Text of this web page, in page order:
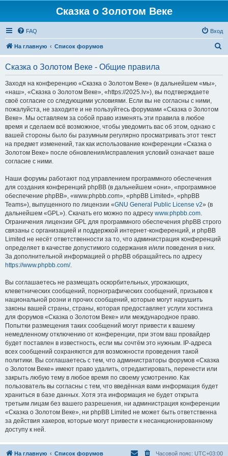
Сказка о Золотом Веке
FAQ Вход
На главную Список форумов
Сказка о Золотом Веке - Общие правила
Заходя на конференцию «Сказка о Золотом Веке» (в дальнейшем «мы»,
«наш», «Сказка о Золотом Веке», «https://2025.lv»), вы подтверждаете
своё согласие со следующими условиями. Если вы не согласны с ними,
пожалуйста, не заходите и не пользуйтесь форумами «Сказка о Золотом
Веке». Мы оставляем за собой право изменять эти правила в любое
время и сделаем всё возможное, чтобы уведомить вас об этом, однако с
вашей стороны было бы разумным регулярно просматривать этот текст
на предмет изменений, так как использование конференции «Сказка о
Золотом Веке» после обновления/исправления условий означает ваше
согласие с ними.
Наши форумы работают под управлением программного обеспечения
для создания конференций phpBB (в дальнейшем «они», «программное
обеспечение phpBB», «www.phpbb.com», «phpBB Limited», «phpBB
Teams»), выпущенного по лицензии «GNU General Public License v2» (в
дальнейшем «GPL»). Скачать его можно по адресу www.phpbb.com.
Ограничения лицензии GPL для программного обеспечения phpBB строго
связаны с организацией и поддержкой интернет-конференций, и phpBB
Limited не несёт ответственности за то, что администрация конференций
определяет в качестве допустимого содержания и/или поведения в них.
За дополнительной информацией о phpBB обращайтесь по адресу
https://www.phpbb.com/.
Вы соглашаетесь не размещать оскорбительных, угрожающих,
клеветнических сообщений, порнографических сообщений, призывов к
национальной розни и прочих сообщений, которые могут нарушить
законы вашей страны, страны, которая предоставляет услуги хостинга
для форумов «Сказка о Золотом Веке» или международное право.
Попытки размещения таких сообщений могут привести к вашему
немедленному отключению от конференции, при этом ваш провайдер
будет поставлен в известность, если мы сочтём это нужным. IP-адреса
всех сообщений сохраняются для возможности проведения такой
политики. Вы соглашаетесь с тем, что администраторы форумов «Сказка
о Золотом Веке» имеют право удалить, отредактировать, перенести или
закрыть любую тему в любое время по своему усмотрению. Как
пользователь вы согласны с тем, что введённая вами информация будет
храниться в базе данных. Хотя эта информация не будет открыта
третьим лицам без вашего разрешения, ни администрация конференции
«Сказка о Золотом Веке», ни phpBB Limited не может быть ответственна
за действия хакеров, которые могут привести к несанкционированному
доступу к ней.
На главную Список форумов Часовой пояс: UTC+03:00